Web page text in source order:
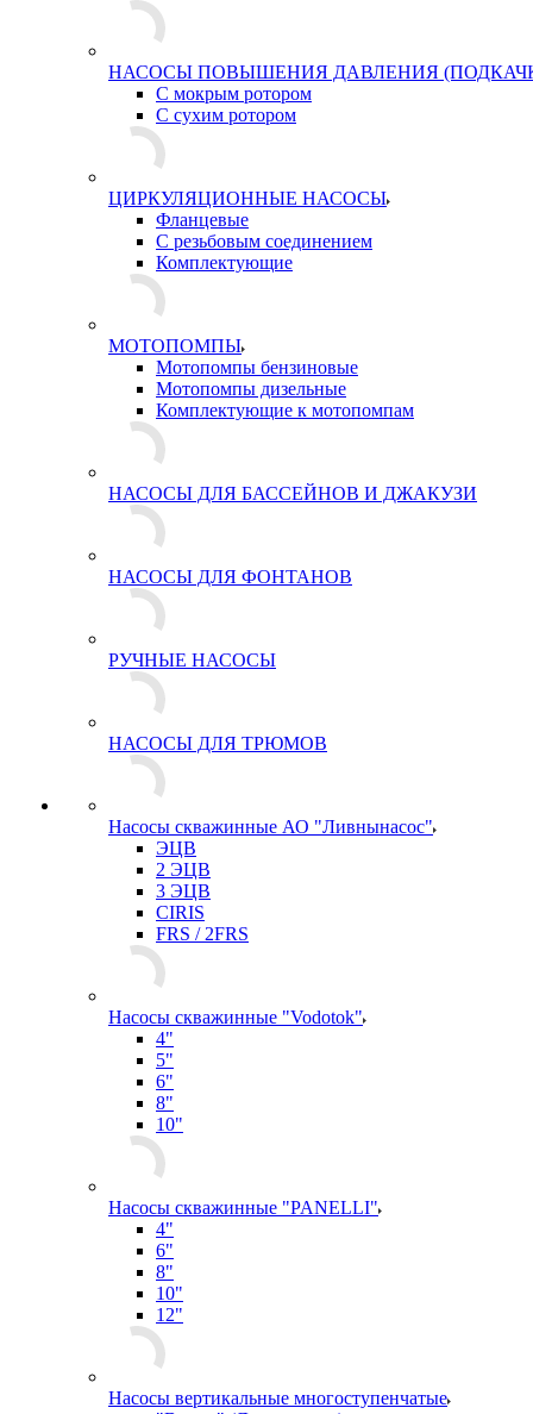
НАСОСЫ ПОВЫШЕНИЯ ДАВЛЕНИЯ
С мокрым ротором
С сухим ротором
ЦИРКУЛЯЦИОННЫЕ НАСОСЫ
Фланцевые
С резьбовым соединением
Комплектующие
МОТОПОМПЫ
Мотопомпы бензиновые
Мотопомпы дизельные
Комплектующие к мотопомпам
НАСОСЫ ДЛЯ БАССЕЙНОВ И ДЖАКУЗИ
НАСОСЫ ДЛЯ ФОНТАНОВ
РУЧНЫЕ НАСОСЫ
НАСОСЫ ДЛЯ ТРЮМОВ
Насосы скважинные АО "Ливнынасос"
ЭЦВ
2 ЭЦВ
3 ЭЦВ
CIRIS
FRS / 2FRS
Насосы скважинные "Vodotok"
4"
5"
6"
8"
10"
Насосы скважинные "PANELLI"
4"
6"
8"
10"
12"
Насосы вертикальные многоступенчатые